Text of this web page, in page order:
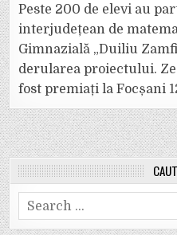
Peste 200 de elevi au
interjudețean de
Gimnazială „Duiliu
derularea proiectului.
fost premiați la Focșani
Search
for: